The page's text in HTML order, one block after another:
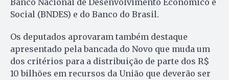
Banco Nacional de Desenvolvimento Econômico e
Social (BNDES) e do Banco do Brasil.
Os deputados aprovaram também destaque
apresentado pela bancada do Novo que muda um
dos critérios para a distribuição de parte dos R$
10 bilhões em recursos da União que deverão ser